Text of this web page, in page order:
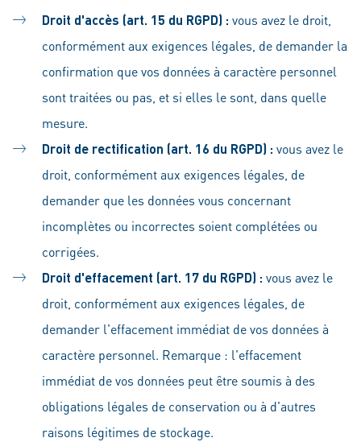
Droit d'accès (art. 15 du RGPD) : vous avez le droit,
conformément aux exigences légales, de demander la
confirmation que vos données à caractère personnel
sont traitées ou pas, et si elles le sont, dans quelle
mesure.
Droit de rectification (art. 16 du RGPD) : vous avez le
droit, conformément aux exigences légales, de
demander que les données vous concernant
incomplètes ou incorrectes soient complétées ou
corrigées.
Droit d'effacement (art. 17 du RGPD) : vous avez le
droit, conformément aux exigences légales, de
demander l'effacement immédiat de vos données à
caractère personnel. Remarque : l'effacement
immédiat de vos données peut être soumis à des
obligations légales de conservation ou à d'autres
raisons légitimes de stockage.